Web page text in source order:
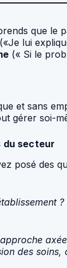
que le
(«Je lui
(« Si le
et sans
gérer soi-
du secteur
posé des
?
des